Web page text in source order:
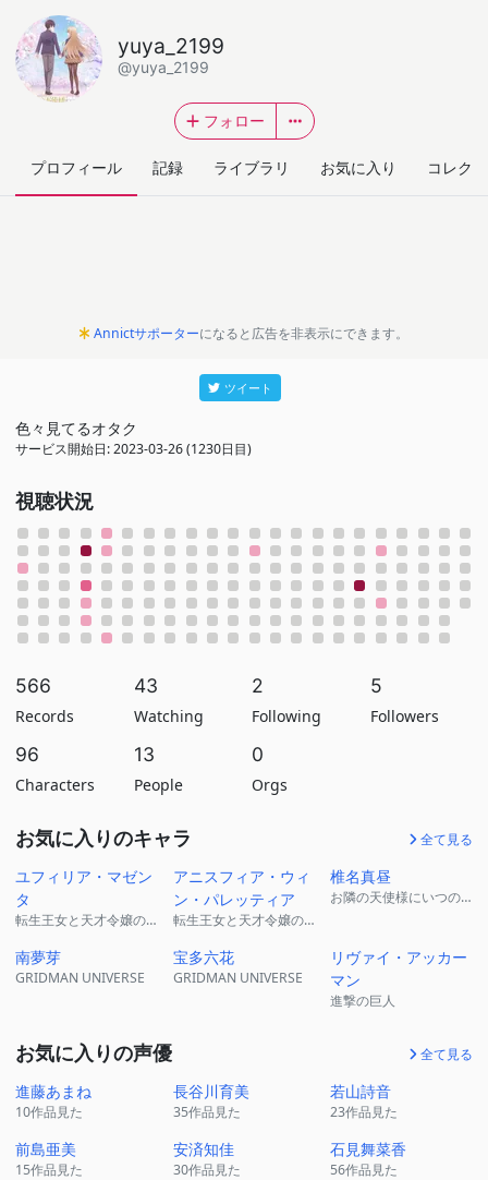
yuya_2199
@yuya_2199
フォロー
プロフィール 記録 ライブラリ お気に入り コレク
Annictサポーターになると広告を非表示にできます。
ツイート
色々見てるオタク
サービス開始日: 2023-03-26 (1230日目)
視聴状況
566
Records
43
Watching
2
Following
5
Followers
96
Characters
13
People
0
Orgs
お気に入りのキャラ 全て見る
ユフィリア・マゼン
タ
転生王女と天才令嬢の魔法革命
アニスフィア・ウィ
ン・パレッティア
転生王女と天才令嬢の魔法革命
椎名真昼
お隣の天使様にいつの間にか駄目人間にされていた件
南夢芽
GRIDMAN UNIVERSE
宝多六花
GRIDMAN UNIVERSE
リヴァイ・アッカー
マン
進撃の巨人
お気に入りの声優 全て見る
進藤あまね
10作品見た
長谷川育美
35作品見た
若山詩音
23作品見た
前島亜美
15作品見た
安済知佳
30作品見た
石見舞菜香
56作品見た